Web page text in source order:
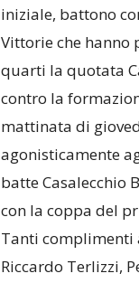
iniziale, battono
Vittorie che hanno
quarti la quotata
contro la
mattinata di
agonisticamente
batte Casalecchio
con la coppa del
Tanti complimenti
Riccardo Terlizzi,